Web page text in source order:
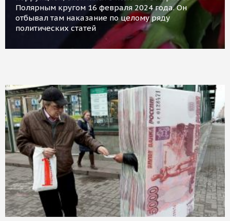
Полярным кругом 16 февраля 2024 года. Он
отбывал там наказание по целому ряду
политических статей